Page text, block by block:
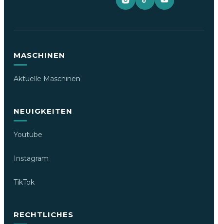
MASCHINEN
Aktuelle Maschinen
NEUIGKEITEN
Youtube
Instagram
TikTok
RECHTLICHES